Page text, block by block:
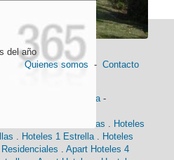
del año
Quienes somos - Contacto
Historia -
Hoteles 4 Estrellas
Hoteles
Hoteles 1 Estrella
Hoteles
Apart Hoteles 4